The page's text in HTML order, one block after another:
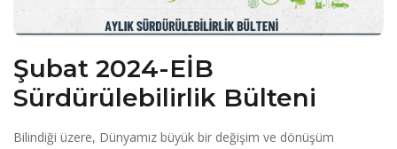
Şubat 2024-EİB
Sürdürülebilirlik Bülteni
Bilindiği üzere, Dünyamız büyük bir değişim ve dönüşüm